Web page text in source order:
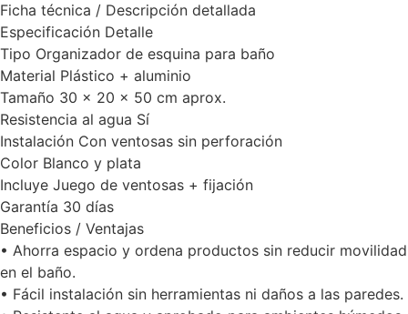
Ficha técnica / Descripción detallada
Especificación Detalle
Tipo Organizador de esquina para baño
Material Plástico + aluminio
Tamaño 30 x 20 x 50 cm aprox.
Resistencia al agua Sí
Instalación Con ventosas sin perforación
Color Blanco y plata
Incluye Juego de ventosas + fijación
Garantía 30 días
Beneficios / Ventajas
• Ahorra espacio y ordena productos sin reducir movilidad
en el baño.
• Fácil instalación sin herramientas ni daños a las paredes.